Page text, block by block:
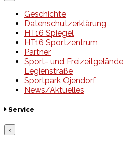
Geschichte
Datenschutzerklärung
HT16 Spiegel
HT16 Sportzentrum
Partner
Sport- und Freizeitgelände
Legienstraße
Sportpark Öjendorf
News/Aktuelles
Service
×